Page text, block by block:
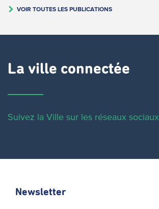
VOIR TOUTES LES PUBLICATIONS
La ville connectée
Suivez la Ville sur les réseaux sociaux
Newsletter